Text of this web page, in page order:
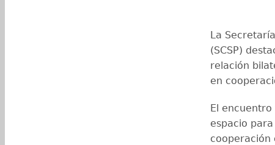
La
(SCSP)
relación
en
El
espacio
cooperación